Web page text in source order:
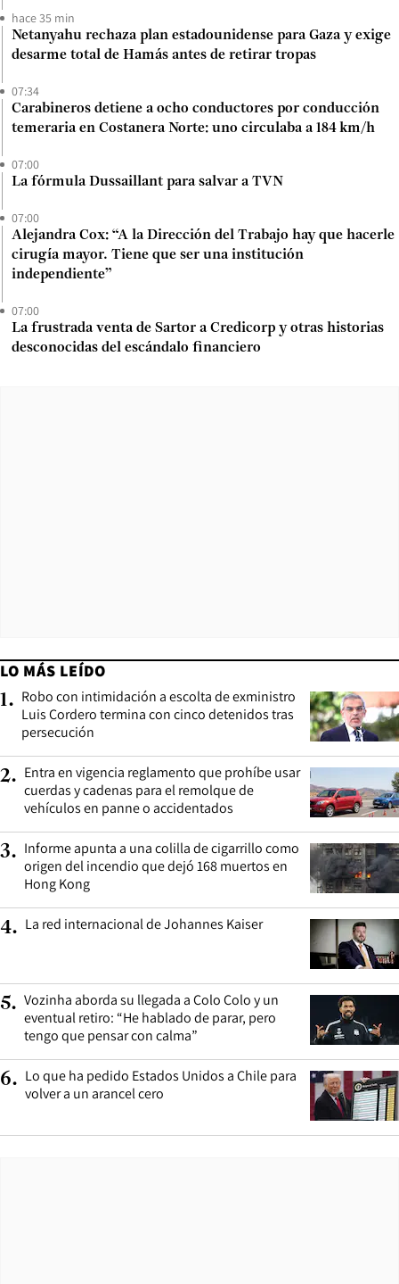
hace 35 min
Netanyahu rechaza plan estadounidense para Gaza y exige
desarme total de Hamás antes de retirar tropas
07:34
Carabineros detiene a ocho conductores por conducción
temeraria en Costanera Norte: uno circulaba a 184 km/h
07:00
La fórmula Dussaillant para salvar a TVN
07:00
Alejandra Cox: “A la Dirección del Trabajo hay que hacerle
cirugía mayor. Tiene que ser una institución
independiente”
07:00
La frustrada venta de Sartor a Credicorp y otras historias
desconocidas del escándalo financiero
LO MÁS LEÍDO
1. Robo con intimidación a escolta de exministro
Luis Cordero termina con cinco detenidos tras
persecución
2. Entra en vigencia reglamento que prohíbe usar
cuerdas y cadenas para el remolque de
vehículos en panne o accidentados
3. Informe apunta a una colilla de cigarrillo como
origen del incendio que dejó 168 muertos en
Hong Kong
4. La red internacional de Johannes Kaiser
5. Vozinha aborda su llegada a Colo Colo y un
eventual retiro: “He hablado de parar, pero
tengo que pensar con calma”
6. Lo que ha pedido Estados Unidos a Chile para
volver a un arancel cero